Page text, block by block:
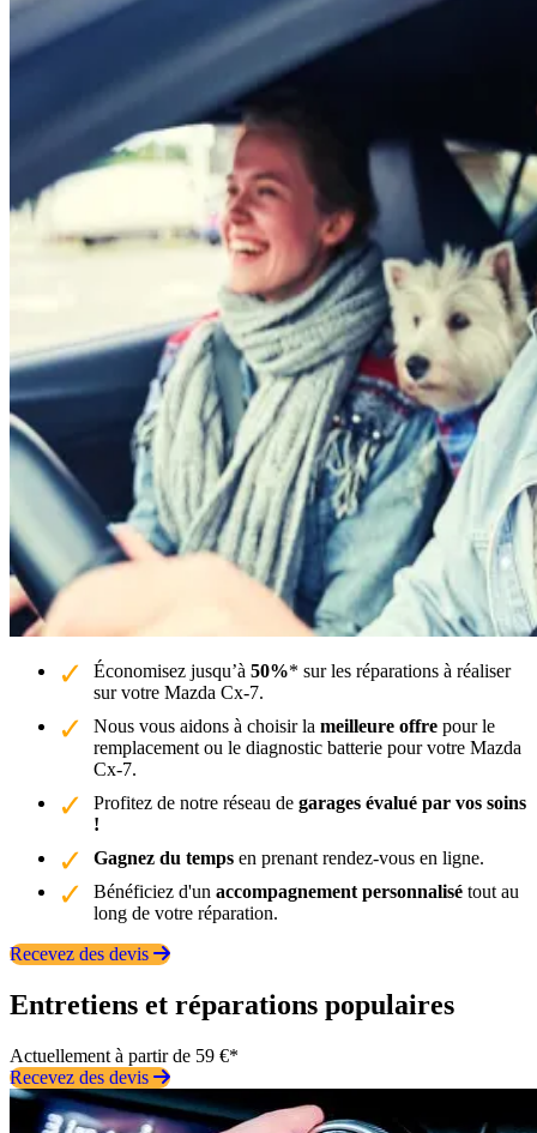
Économisez jusqu’à 50%* sur les réparations à réaliser
sur votre Mazda Cx-7.
Nous vous aidons à choisir la meilleure offre pour le
remplacement ou le diagnostic batterie pour votre Mazda
Cx-7.
Profitez de notre réseau de garages évalué par vos soins
!
Gagnez du temps en prenant rendez-vous en ligne.
Bénéficiez d'un accompagnement personnalisé tout au
long de votre réparation.
Recevez des devis
Entretiens et réparations populaires
Actuellement à partir de 59 €*
Recevez des devis